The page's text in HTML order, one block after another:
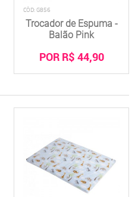
CÓD: G856
Trocador de Espuma -
Balão Pink
POR R$ 44,90